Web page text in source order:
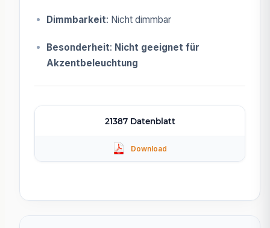
Dimmbarkeit: Nicht dimmbar
Besonderheit: Nicht geeignet für
Akzentbeleuchtung
21387 Datenblatt